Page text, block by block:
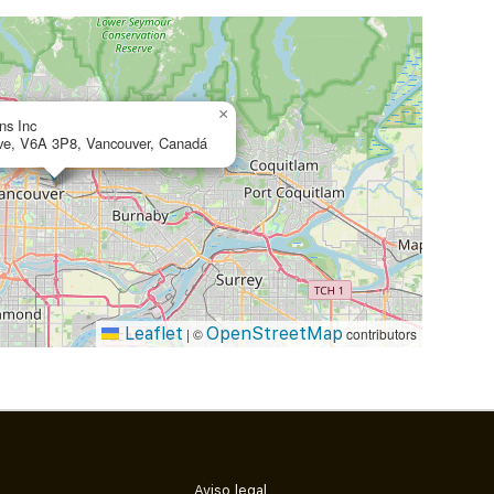
Inc
V6A 3P8, Vancouver, Canadá
×
Leaflet | ©OpenStreetMap contributors
Aviso legal